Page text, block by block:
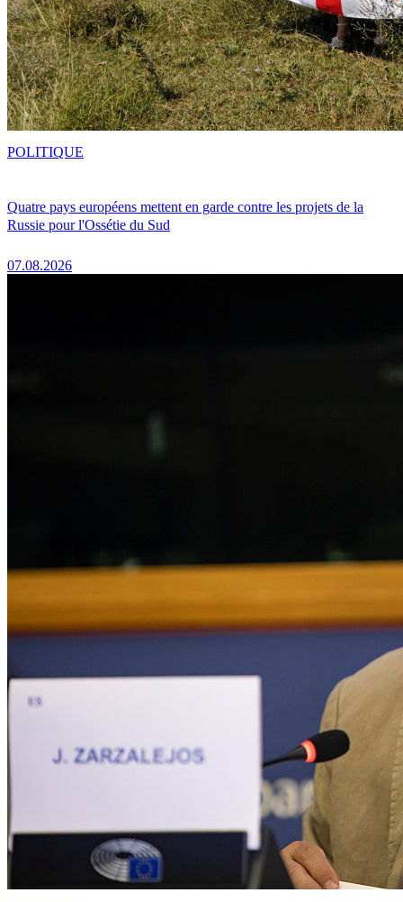
Quatre pays européens mettent en garde contre les projets de la
Russie pour l'Ossétie du Sud
07.08.2026
POLITIQUE